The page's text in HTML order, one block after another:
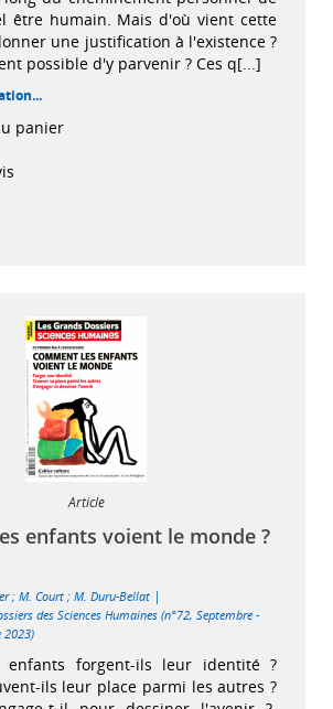
être humain. Mais d'où vient cette
une justification à l'existence ?
possible d'y parvenir ? Ces q[...]
panier
Article
enfants voient le monde ?
; M. Court ; M. Duru-Bellat |
des Sciences Humaines (n°72, Septembre -
2023)
enfants forgent-ils leur identité ?
ils leur place parmi les autres ?